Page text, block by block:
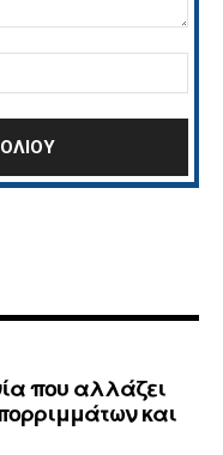
που αλλάζει
και